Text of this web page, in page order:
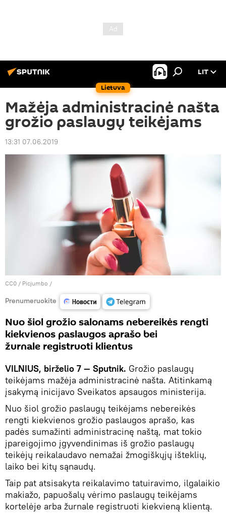
Lietuva
LIT
Mažėja administracinė našta
grožio paslaugų teikėjams
13:31 07.06.2019
CC0 / Picjumbo /
Prenumeruokite
Nuo šiol grožio salonams nebereikės rengti
kiekvienos paslaugos aprašo bei
žurnale registruoti klientus
VILNIUS, birželio 7 — Sputnik. Grožio paslaugų
teikėjams mažėja administracinė našta. Atitinkamą
įsakymą inicijavo Sveikatos apsaugos ministerija.
Nuo šiol grožio paslaugų teikėjams nebereikės
rengti kiekvienos grožio paslaugos aprašo, kas
padės sumažinti administracinę naštą, mat tokio
įpareigojimo įgyvendinimas iš grožio paslaugų
teikėjų reikalaudavo nemažai žmogiškųjų išteklių,
laiko bei kitų sąnaudų.
Taip pat atsisakyta reikalavimo tatuiravimo, ilgalaikio
makiažo, papuošalų vėrimo paslaugų teikėjams
kortelėje arba žurnale registruoti kiekvieną klientą.